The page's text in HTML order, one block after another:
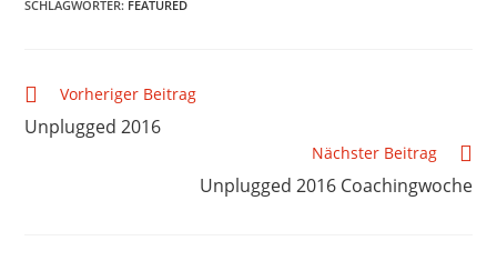
SCHLAGWÖRTER: FEATURED
Vorheriger Beitrag
Unplugged 2016
Nächster Beitrag
Unplugged 2016 Coachingwoche